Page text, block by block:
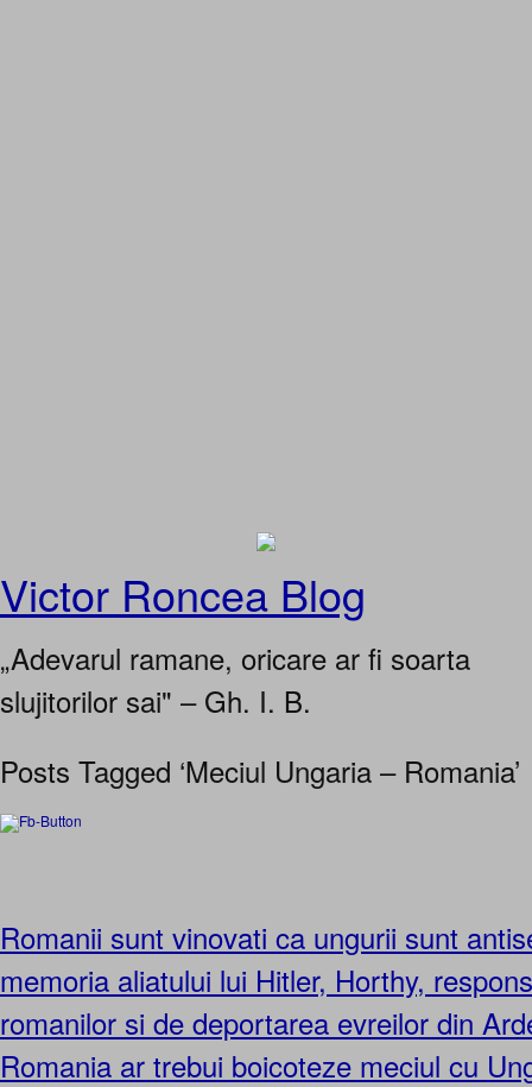
Victor Roncea Blog
„Adevarul ramane, oricare ar fi soarta
slujitorilor sai" – Gh. I. B.
Posts Tagged ‘Meciul Ungaria – Romania’
Romanii sunt vinovati ca ungurii sunt
memoria aliatului lui Hitler, Horthy,
romanilor si de deportarea evreilor din
Romania ar trebui boicoteze meciul cu